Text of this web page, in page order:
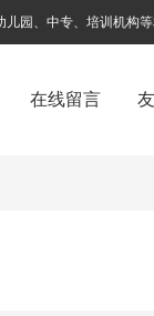
园、中专、培训机构等
在线留言